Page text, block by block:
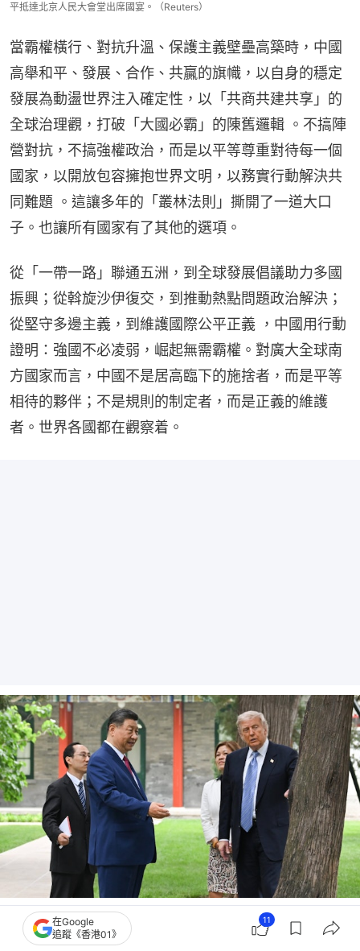
平抵達北京人民大會堂出席國宴。（Reuters）
當霸權橫行、對抗升溫、保護主義壁壘高築時，中國
高舉和平、發展、合作、共贏的旗幟，以自身的穩定
發展為動盪世界注入確定性，以「共商共建共享」的
全球治理觀，打破「大國必霸」的陳舊邏輯 。不搞陣
營對抗，不搞強權政治，而是以平等尊重對待每一個
國家，以開放包容擁抱世界文明，以務實行動解決共
同難題 。這讓多年的「叢林法則」撕開了一道大口
子。也讓所有國家有了其他的選項。
從「一帶一路」聯通五洲，到全球發展倡議助力多國
振興；從斡旋沙伊復交，到推動熱點問題政治解決；
從堅守多邊主義，到維護國際公平正義 ，中國用行動
證明：強國不必凌弱，崛起無需霸權。對廣大全球南
方國家而言，中國不是居高臨下的施捨者，而是平等
相待的夥伴；不是規則的制定者，而是正義的維護
者。世界各國都在觀察着。
2026年5月15日，北京中南海花園，中國國家主席習近平（左二）與到訪的美國總
統特朗普（Donald Trump，右一）討論園內的一棵古樹。（Reuters）
在Google
追蹤《香港01》
11